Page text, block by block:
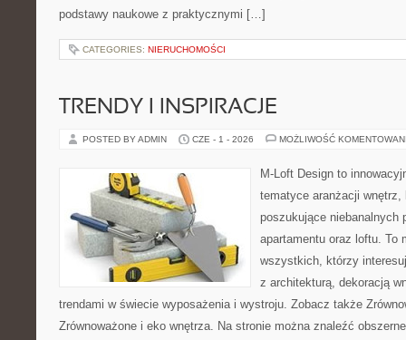
podstawy naukowe z praktycznymi […]
CATEGORIES: NIERUCHOMOŚCI
TRENDY I INSPIRACJE
POSTED BY ADMIN CZE - 1 - 2026 MOŻLIWOŚĆ
M-Loft Design to
tematyce aranżacji
poszukujące niebanalnych
apartamentu oraz loftu. To
wszystkich, którzy
z architekturą, dekoracją
trendami w świecie wyposażenia i wystroju. Zobacz także
Zrównoważone i eko wnętrza. Na stronie można znaleźć